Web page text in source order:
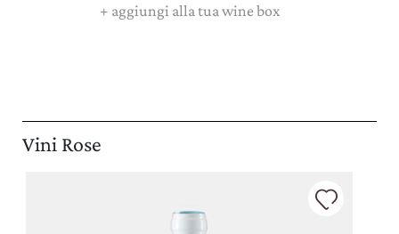
+ aggiungi alla tua wine box
Vini Rose